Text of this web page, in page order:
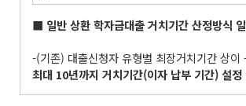
■ 일반 상환 학자금대출 거치기간 산정방식
-(기존) 대출신청자 유형별 최장거치기간 상
최대 10년까지 거치기간(이자 납부 기간)설정